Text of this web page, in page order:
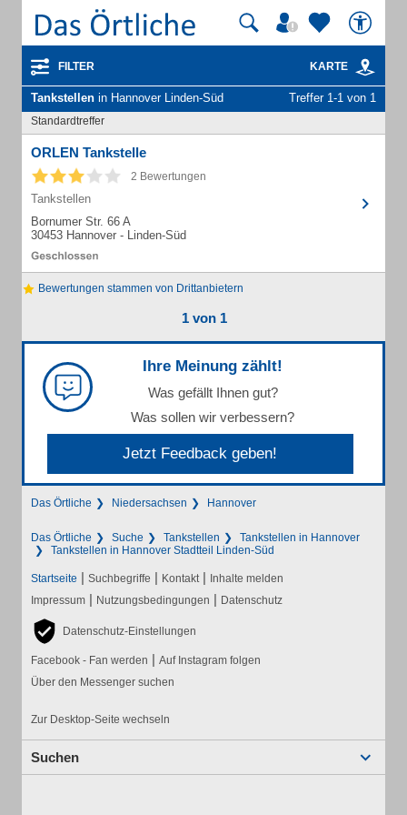
FILTER KARTE
Tankstellen in Hannover Linden-Süd Treffer 1-1 von 1
Standardtreffer
ORLEN Tankstelle
2 Bewertungen
Tankstellen
Bornumer Str. 66 A
30453 Hannover - Linden-Süd
Bewertungen stammen von Drittanbietern
1 von 1
Ihre Meinung zählt!
Was gefällt Ihnen gut?
Was sollen wir verbessern?
Jetzt Feedback geben!
Das Örtliche Niedersachsen Hannover
Das Örtliche Suche Tankstellen
Tankstellen in Hannover
Tankstellen in Hannover Stadtteil Linden-Süd
Startseite | Suchbegriffe | Kontakt | Inhalte melden
Impressum | Nutzungsbedingungen | Datenschutz
Datenschutz-Einstellungen
Facebook - Fan werden | Auf Instagram folgen
Über den Messenger suchen
Zur Desktop-Seite wechseln
Suchen